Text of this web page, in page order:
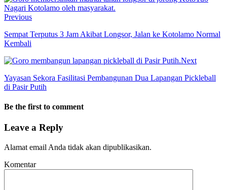
Previous
Sempat Terputus 3 Jam Akibat Longsor, Jalan ke Kotolamo Normal
Kembali
Next
Yayasan Sekora Fasilitasi Pembangunan Dua Lapangan Pickleball
di Pasir Putih
Be the first to comment
Leave a Reply
Alamat email Anda tidak akan dipublikasikan.
Komentar